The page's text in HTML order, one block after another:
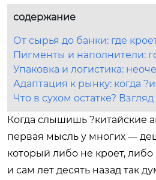
содержание
От сырья до банки: где
Пигменты и наполнители:
Упаковка и логистика:
Адаптация к рынку: когда
Что в сухом остатке?
Когда слышишь ?китайские
первая мысль у многих —
который либо не кроет,
и сам лет десять назад так